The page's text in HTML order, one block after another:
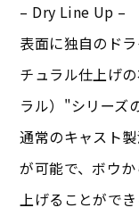
– Dry Line Up –
表面に独自のド
チュラル仕上げ
ラル）"シリーズ
通常のキャスト
が可能で、ボウ
上げることがで